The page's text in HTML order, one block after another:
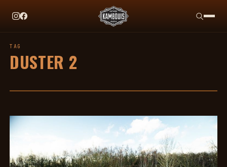
TAG HEUER X TEAM IKUZAWA : LE COME-BACK
TAG
DUSTER 2